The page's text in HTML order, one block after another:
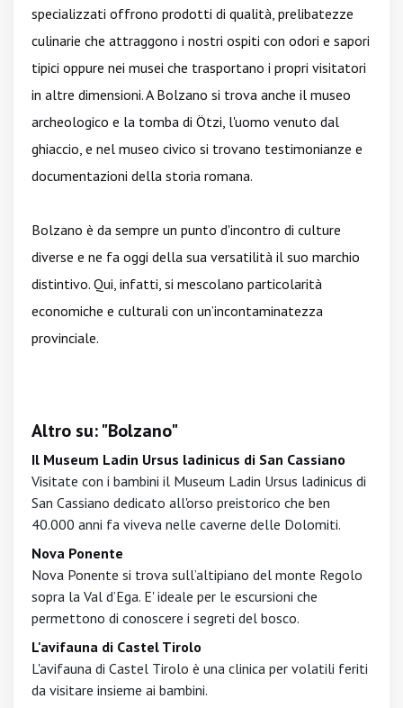
specializzati offrono prodotti di qualità, prelibatezze
culinarie che attraggono i nostri ospiti con odori e sapori
tipici oppure nei musei che trasportano i propri visitatori
in altre dimensioni. A Bolzano si trova anche il museo
archeologico e la tomba di Ötzi, l'uomo venuto dal
ghiaccio, e nel museo civico si trovano testimonianze e
documentazioni della storia romana.
Bolzano è da sempre un punto d'incontro di culture
diverse e ne fa oggi della sua versatilità il suo marchio
distintivo. Qui, infatti, si mescolano particolarità
economiche e culturali con un’incontaminatezza
provinciale.
Altro su: "Bolzano"
Il Museum Ladin Ursus ladinicus di San Cassiano
Visitate con i bambini il Museum Ladin Ursus ladinicus di
San Cassiano dedicato all'orso preistorico che ben
40.000 anni fa viveva nelle caverne delle Dolomiti.
Nova Ponente
Nova Ponente si trova sull’altipiano del monte Regolo
sopra la Val d’Ega. E' ideale per le escursioni che
permettono di conoscere i segreti del bosco.
L'avifauna di Castel Tirolo
L'avifauna di Castel Tirolo è una clinica per volatili feriti
da visitare insieme ai bambini.